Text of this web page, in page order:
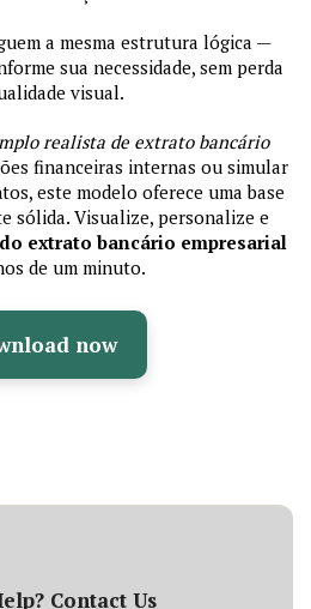
a mesma estrutura lógica —
sua necessidade, sem perda
visual.
realista de extrato bancário
financeiras internas ou simular
este modelo oferece uma base
sólida. Visualize, personalize e
extrato bancário empresarial
de um minuto.
now
Contact Us